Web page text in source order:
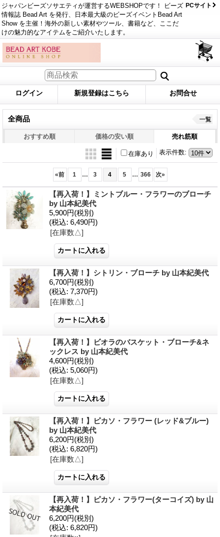
ジャパンビーズソサエティが運営するWEBSHOPです！ ビーズ
情報誌 Bead Art を発行、日本最大級のビーズイベントBead Art
Show を主催！海外の新しい素材やツール、書籍など、ここだ
けの魅力的なアイテムをご紹介いたします。
PCサイト
ログイン 新規登録はこちら お問合せ
全商品 一覧
おすすめ順 価格の安い順 売れ筋順
表示件数:
在庫あり
«前 1 ... 3 4 5 ... 366 次»
【再入荷！】ミントブルー・フラワーのブローチ
by 山本紀美代
5,900円(税別)
(税込: 6,490円)
[在庫数△]
【再入荷！】シトリン・ブローチ by 山本紀美代
6,700円(税別)
(税込: 7,370円)
[在庫数△]
【再入荷！】ビオラのバスケット・ブローチ&ネ
ックレス by 山本紀美代
4,600円(税別)
(税込: 5,060円)
[在庫数△]
【再入荷！】ピカソ・フラワー (レッド&ブルー)
by 山本紀美代
6,200円(税別)
(税込: 6,820円)
[在庫数△]
【再入荷！】ピカソ・フラワー(ターコイズ) by 山
本紀美代
6,200円(税別)
(税込: 6,820円)